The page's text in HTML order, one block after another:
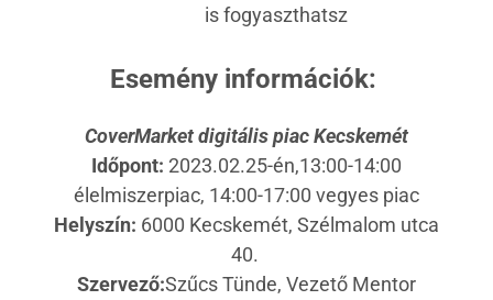
is fogyaszthatsz
Esemény információk:
CoverMarket digitális piac Kecskemét
Időpont: 2023.02.25-én,13:00-14:00
élelmiszerpiac, 14:00-17:00 vegyes piac
Helyszín: 6000 Kecskemét, Szélmalom utca
40.
Szervező:Szűcs Tünde, Vezető Mentor